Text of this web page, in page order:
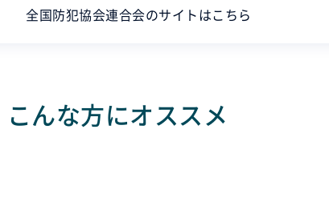
全国防犯協会連合会のサイトはこちら
こんな方にオススメ